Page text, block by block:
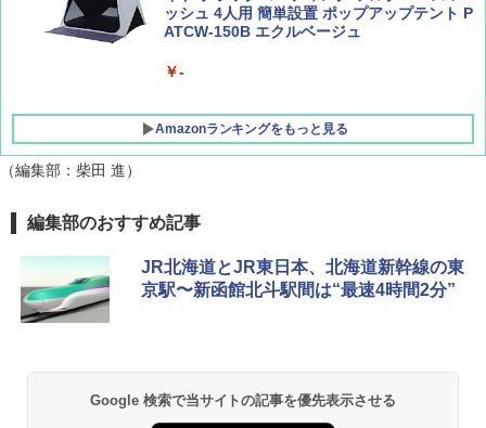
ッシュ 4人用 簡単設置 ポップアップテント P
ATCW-150B エクルベージュ
￥-
Amazonランキングをもっと見る
GRANDOOR ステンレス保冷剤 2個セット 2
026リニューアル 急速冷凍 空間倍増 衛生的
コンパクト 保冷力長持ち
￥2,980
ラソル ガーデン サイトシート付 折りたたみ
防水 UVカット 4段階高さ調整 軽量 収納袋付
き
（編集部：柴田 進）
編集部のおすすめ記事
JR北海道とJR東日本、北海道新幹線の東
京駅〜新函館北斗駅間は“最速4時間2分”
Google 検索で当サイトの記事を優先表示させる